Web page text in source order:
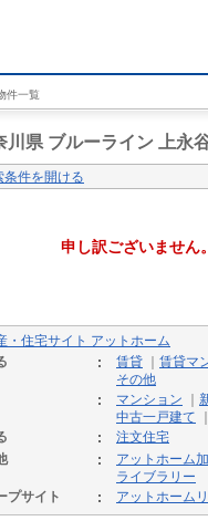
件一覧
川県 ブルーライン 上永
条件を開ける
申し訳ございません
・住宅サイト アットホーム
賃貸
賃貸マ
その他
マンション
中古一戸建て
注文住宅
アットホーム
ライブラリー
プサイト
アットホーム